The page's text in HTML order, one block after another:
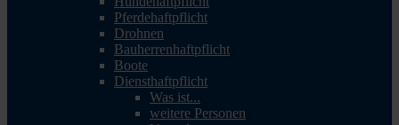
Pferdehaftpflicht
Drohnen
Bauherrenhaftpflicht
Boote
Diensthaftpflicht
Was ist...
weitere Personen